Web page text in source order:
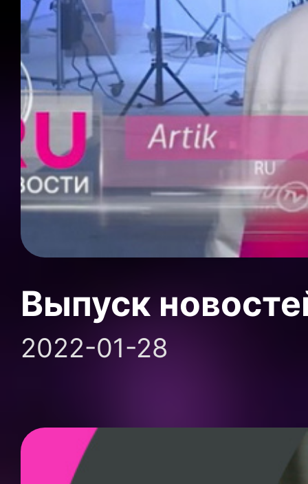
Выпуск
2022-01-28